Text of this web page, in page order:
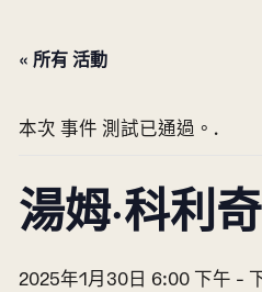
« 所有 活動
本次 事件 測試已通過。.
湯姆·科利
2025年1月30日 6:00 下午 -